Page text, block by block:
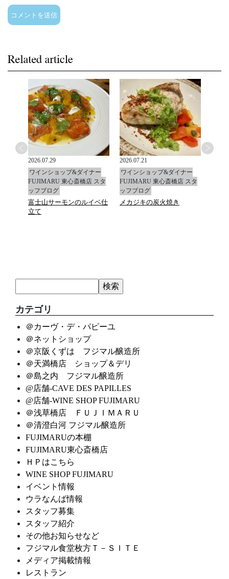
2026.07.29
ワインショップ&ダイナー
FUJIMARU 東心斎橋店 スタ
ッフブログ
富士山サーモンのルイベ仕
立て
2026.07.21
ワインショップ&ダイナー
FUJIMARU 東心斎橋店 スタ
ッフブログ
メカジキの炭火焼き
カテゴリ
＠カーヴ・デ・パピーユ
＠ネットショップ
＠京阪くずは フジマル醸造所
＠天満橋店 ショップ＆デリ
＠島之内 フジマル醸造所
@店舗-CAVE DES PAPILLES
@店舗-WINE SHOP FUJIMARU
＠浅草橋店 ＦＵＪＩＭＡＲＵ
＠清澄白河 フジマル醸造所
FUJIMARUの本棚
FUJIMARU東心斎橋店
ＨＰはこちら
WINE SHOP FUJIMARU
イベント情報
ウラなんば情報
スタッフ募集
スタッフ紹介
その他お知らせなど
フジマル食堂枚方Ｔ－ＳＩＴＥ
メディア掲載情報
レストラン